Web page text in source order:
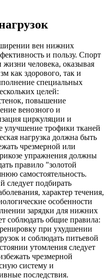
вен нижних
и пользу. Спорт
человека, оказывая
как здорового, так и
специальных
целей:
повышение
венозного и
циркуляции и
улучшение трофики тканей
нагрузка должна быть
чрезмерной или
упражнения должны
правило "золотой
самостоятельность.
следует подбирать
характер течения,
особенности
зарядки для нижних
соблюдать общие правила:
при ухудшении
и соблюдать питьевой
утомления следует
чрезмерной
систему и
последствия.